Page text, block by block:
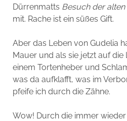
Dürrenmatts Besuch der alten
mit. Rache ist ein süßes Gift.
Aber das Leben von Gudelia
Mauer und als sie jetzt auf
einem Tortenheber und
was da aufklafft, was im
pfeife ich durch die Zähne.
Wow! Durch die immer